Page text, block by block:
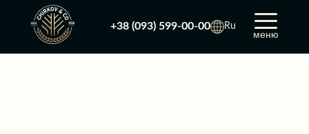
+38 (093) 599-00-00 Ru
меню